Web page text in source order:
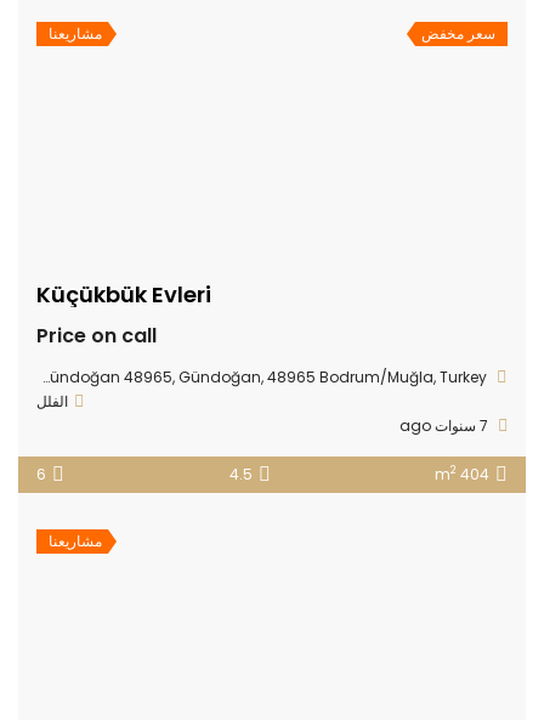
سعر مخفض مشاريعنا
Küçükbük Evleri
Price on call
Küçükbük Sahil Şeridi Küme Evleri No:1 Seba Gliss Rezidans Gündoğan 48965, Gündoğan, 48965 Bodrum/Muğla, Turkey
الفلل
404 m
2
4.5
6
مشاريعنا